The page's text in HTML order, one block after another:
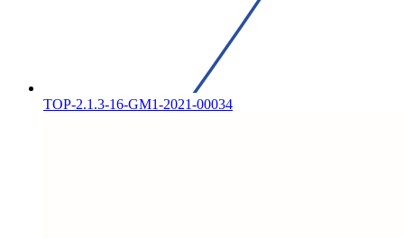
TOP-2.1.3-16-GM1-2021-00034